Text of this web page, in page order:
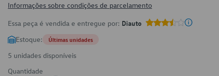
Informações sobre condições de parcelamento
Essa peça é vendida e entregue por: Diauto
Estoque: Últimas unidades
5 unidades disponíveis
Quantidade